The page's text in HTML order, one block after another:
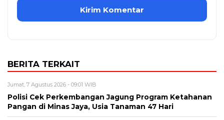
BERITA TERKAIT
Jumat, 7 Agustus 2026 - 09:01 WIB
Polisi Cek Perkembangan Jagung Program Ketahanan
Pangan di Minas Jaya, Usia Tanaman 47 Hari